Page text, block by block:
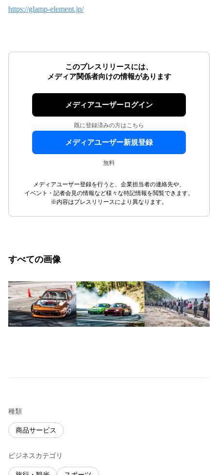
https://glamp-element.jp/
このプレスリリースには、
メディア関係者向けの情報があります
メディアユーザーログイン
既に登録済みの方はこちら
メディアユーザー新規登録
無料
メディアユーザー登録を行うと、企業担当者の連絡先や、
イベント・記者会見の情報など様々な特記情報を閲覧できます。
※内容はプレスリリースにより異なります。
すべての画像
種類
商品サービス
ビジネスカテゴリ